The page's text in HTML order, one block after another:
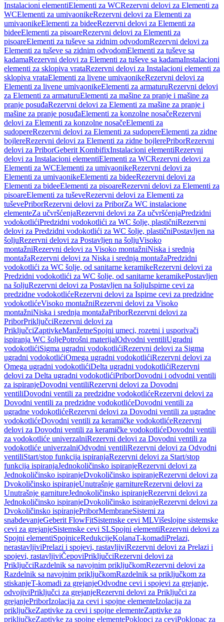
Instalacioni elementiElementi za WCRezervni delovi za Elementi za
WCElementi za umivaonikeRezervni delovi za Elementi za
umivaonikeElementi za bideeRezervni delovi za Elementi za
bideeElementi za pisoareRezervni delovi za Elementi za
pisoareElementi za tuševe sa zidnim odvodomRezervni delovi za
Elementi za tuševe sa zidnim odvodomElementi za tuševe sa
kadamaRezervni delovi za Elementi za tuševe sa kadamaInstalacioni
elementi za sklopiva vrataRezervni delovi za Instalacioni elementi za
sklopiva vrataElementi za livene umivaonikeRezervni delovi za
Elementi za livene umivaonikeElementi za armaturuRezervni delovi
za Elementi za armaturuElementi za mašine za pranje i mašine za
pranje posuđaRezervni delovi za Elementi za mašine za pranje i
mašine za pranje posuđaElementi za konzolne nosačeRezervni
delovi za Elementi za konzolne nosačeElementi za
sudopereRezervni delovi za Elementi za sudopereElementi za zidne
bojlereRezervni delovi za Elementi za zidne bojlerePriborRezervni
delovi za PriborGeberit KombifixInstalacioni elementiRezervni
delovi za Instalacioni elementiElementi za WCRezervni delovi za
Elementi za WCElementi za umivaonikeRezervni delovi za
Elementi za umivaonikeElementi za bideeRezervni delovi za
Elementi za bideeElementi za pisoareRezervni delovi za Elementi za
pisoareElementi za tuševeRezervni delovi za Elementi za
tuševePriborRezervni delovi za PriborZa WC instalacione
elementeZa učvršćenjaRezervni delovi za Za učvršćenjaPredzidni
vodokotlićiPredzidni vodokotlići za WC šolje, plastičniRezervni
delovi za Predzidni vodokotlići za WC šolje, plastičniPostavljen na
šoljuRezervni delovi za Postavljen na šoljuVisoko
montažniRezervni delovi za Visoko montažniNiska i srednja
montažaRezervni delovi za Niska i srednja montažaPredzidni
vodokotlići za WC šolje, od sanitarne keramikeRezervni delovi za
Predzidni vodokotlići za WC šolje, od sanitarne keramikePostavljen
na šoljuRezervni delovi za Postavljen na šoljuIspirne cevi za
predzidne vodokotlićeRezervni delovi za Ispirne cevi za predzidne
vodokotlićeVisoko montažniRezervni delovi za Visoko
montažniNiska i srednja montažaPriborRezervni delovi za
PriborPriključciRezervni delovi za
PriključciZaptivkeManžetneSpojni umeci, rozetni i usporivači
ispiranja WC šoljePotrošni materijalOdvodni ventiliUgradni
vodokotlićiSigma ugradni vodokotlićiRezervni delovi za Sigma
ugradni vodokotlićiOmega ugradni vodokotlićiRezervni delovi za
Omega ugradni vodokotlićiDelta ugradni vodokotlićiRezervni
delovi za Delta ugradni vodokotlićiPriborDovodni i odvodni ventili
za ispiranjeDovodni ventiliRezervni delovi za Dovodni
ventiliDovodni ventili za predzidne vodokotlićeRezervni delovi za
Dovodni ventili za predzidne vodokotlićeDovodni ventili za
ugradne vodokotlićeRezervni delovi za Dovodni ventili za ugradne
vodokotlićeDovodni ventili za keramičke vodokotlićeRezervni
delovi za Dovodni ventili za keramičke vodokotlićeDovodni ventili
za vodokotliće univerzalniRezervni delovi za Dovodni ventili za
vodokotliće univerzalniOdvodni ventiliRezervni delovi za Odvodni
ventiliStart/stop funkcija ispiranjaRezervni delovi za Start/stop
funkcija ispiranjaJednokoličinsko ispiranjeRezervni delovi za
Jednokoličinsko ispiranjeDvokoličinsko ispiranjeRezervni delovi za
Dvokoličinsko ispiranjeUnutrašnje garnitureRezervni delovi za
Unutrašnje garnitureJednokoličinsko ispiranjeRezervni delovi za
Jednokoličinsko ispiranjeDvokoličinsko ispiranjeRezervni delovi za
Dvokoličinsko ispiranjePriborMembraneSistemi za
snabdevanjeGeberit FlowFitSistemske cevi MLVišeslojne sistemske
cevi za grejanjeSistemske cevi SLSpojni elementiRezervni delovi za
Spojni elementiSpojniceRedukcijeKolanaT-komadiPrelazi,
nerastavljiviPrelazi i spojevi, rastavljiviRezervni delovi za Prelazi i
spojevi, rastavljiviČepoviPriključciRezervni delovi za
PriključciRazdelnik sa navojnim priključkomRezervni delovi za
Razdelnik sa navojnim priključkomRazdelnik sa priključkom za
stiskanjeT-komadi za grejanjeOdvodne cevi i spojevi za grejanje,
odvojiviPriključci za grejanjeRezervni delovi za Priključci za
grejanjePriborIzolacija za cevi i spojne elementeIzolacija za
priključkeZaptivke za cevi i spojne elementeZaptivke za
priključkeZaptivke za spojne elementePoklopci za ceviPoklopac za